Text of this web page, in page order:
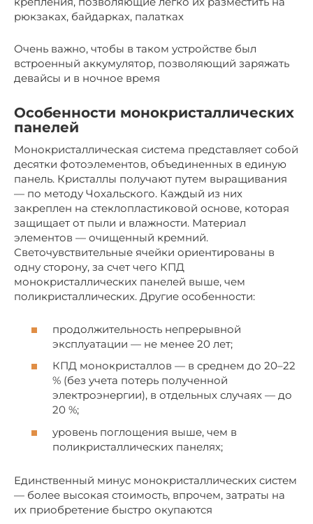
рюкзаках, байдарках, палатках
Очень важно, чтобы в таком устройстве был
встроенный аккумулятор, позволяющий заряжать
девайсы и в ночное время
Особенности монокристаллических
панелей
Монокристаллическая система представляет собой
десятки фотоэлементов, объединенных в единую
панель. Кристаллы получают путем выращивания
— по методу Чохальского. Каждый из них
закреплен на стеклопластиковой основе, которая
защищает от пыли и влажности. Материал
элементов — очищенный кремний.
Светочувствительные ячейки ориентированы в
одну сторону, за счет чего КПД
монокристаллических панелей выше, чем
поликристаллических. Другие особенности:
продолжительность непрерывной
эксплуатации — не менее 20 лет;
КПД монокристаллов — в среднем до 20–22
% (без учета потерь полученной
электроэнергии), в отдельных случаях — до
20 %;
уровень поглощения выше, чем в
поликристаллических панелях;
Единственный минус монокристаллических систем
— более высокая стоимость, впрочем, затраты на
их приобретение быстро окупаются